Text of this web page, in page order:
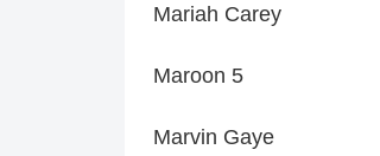
Mariah Carey
Maroon 5
Marvin Gaye